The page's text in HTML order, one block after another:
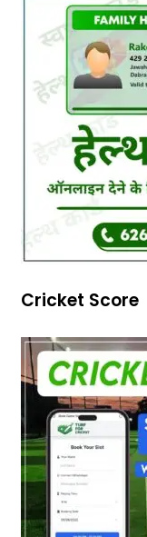
Cricket Score